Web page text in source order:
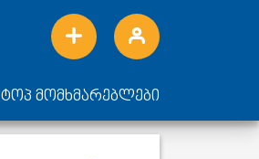
ტოპ მომხმარებლები